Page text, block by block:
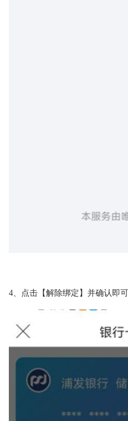
4、点击【解除绑定】并确认即可